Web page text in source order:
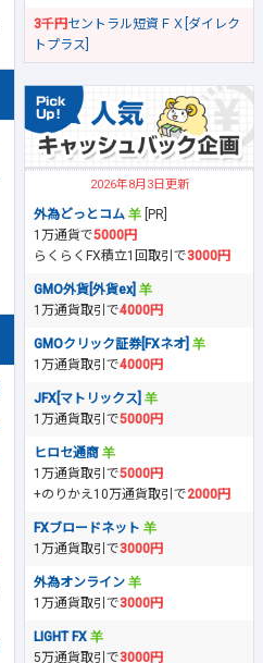
3千円セントラル短資ＦＸ[ダイレク
トプラス]
2026年8月3日更新
外為どっとコム
[PR]
1万通貨で5000円
らくらくFX積立1回取引で3000円
GMO外貨[外貨ex]
1万通貨取引で4000円
GMOクリック証券[FXネオ]
1万通貨取引で4000円
JFX[マトリックス]
1万通貨取引で5000円
ヒロセ通商
1万通貨取引で5000円
+のりかえ10万通貨取引で2000円
FXブロードネット
1万通貨取引で3000円
外為オンライン
1万通貨取引で3000円
LIGHT FX
5万通貨取引で3000円